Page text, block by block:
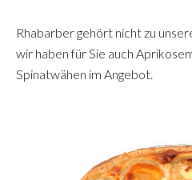
Rhabarber gehört nicht zu
wir haben für Sie auch
Spinatwähen im Angebot.